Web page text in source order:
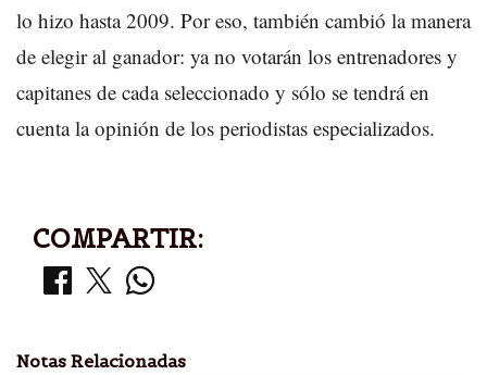
lo hizo hasta 2009. Por eso, también cambió la manera
de elegir al ganador: ya no votarán los entrenadores y
capitanes de cada seleccionado y sólo se tendrá en
cuenta la opinión de los periodistas especializados.
COMPARTIR:
Notas Relacionadas